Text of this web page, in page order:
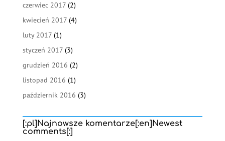
czerwiec 2017(2)
kwiecień 2017(4)
luty 2017(1)
styczeń 2017(3)
grudzień 2016 (2)
listopad 2016 (1)
październik 2016 (3)
[:pl]Najnowsze komentarze[:en]Newest
comments[:]